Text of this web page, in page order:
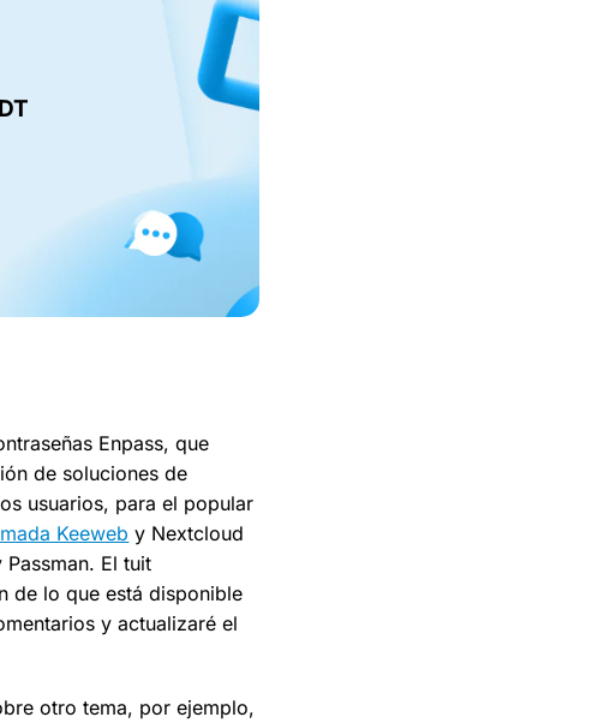
Enpass, que
de soluciones de
usuarios, para el popular
Keeweb y Nextcloud
El tuit
de lo que está disponible
y actualizaré el
otro tema, por ejemplo,